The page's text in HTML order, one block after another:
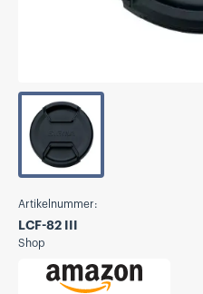
Artikelnummer:
LCF-82 III
Shop